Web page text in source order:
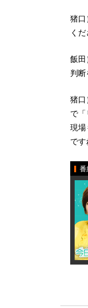
猪口
く
飯田
判断
猪口
で
現場
です
番